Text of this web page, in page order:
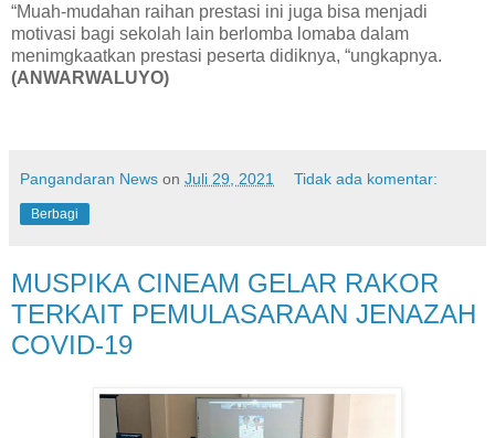
“Muah-mudahan raihan prestasi ini juga bisa menjadi
motivasi bagi sekolah lain berlomba lomaba dalam
menimgkaatkan prestasi peserta didiknya, “ungkapnya.
(ANWARWALUYO)
Pangandaran News on Juli 29, 2021 Tidak ada komentar:
Berbagi
MUSPIKA CINEAM GELAR RAKOR
TERKAIT PEMULASARAAN JENAZAH
COVID-19